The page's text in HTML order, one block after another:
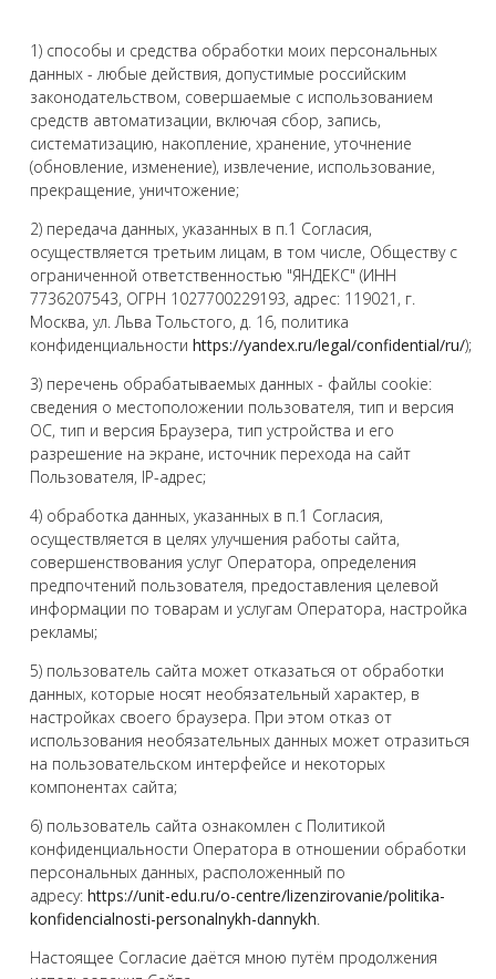
1) способы и средства обработки моих персональных
данных - любые действия, допустимые российским
законодательством, совершаемые с использованием
средств автоматизации, включая сбор, запись,
систематизацию, накопление, хранение, уточнение
(обновление, изменение), извлечение, использование,
прекращение, уничтожение;
2) передача данных, указанных в п.1 Согласия,
осуществляется третьим лицам, в том числе, Обществу с
ограниченной ответственностью "ЯНДЕКС" (ИНН
7736207543, ОГРН 1027700229193, адрес: 119021, г.
Москва, ул. Льва Тольстого, д. 16, политика
конфиденциальности https://yandex.ru/legal/confidential/ru/);
3) перечень обрабатываемых данных - файлы cookie:
сведения о местоположении пользователя, тип и версия
ОС, тип и версия Браузера, тип устройства и его
разрешение на экране, источник перехода на сайт
Пользователя, IP-адрес;
4) обработка данных, указанных в п.1 Согласия,
осуществляется в целях улучшения работы сайта,
совершенствования услуг Оператора, определения
предпочтений пользователя, предоставления целевой
информации по товарам и услугам Оператора, настройка
рекламы;
5) пользователь сайта может отказаться от обработки
данных, которые носят необязательный характер, в
настройках своего браузера. При этом отказ от
использования необязательных данных может отразиться
на пользовательском интерфейсе и некоторых
компонентах сайта;
6) пользователь сайта ознакомлен с Политикой
конфиденциальности Оператора в отношении обработки
персональных данных, расположенный по
адресу: https://unit-edu.ru/o-centre/lizenzirovanie/politika-
konfidencialnosti-personalnykh-dannykh.
Настоящее Согласие даётся мною путём продолжения